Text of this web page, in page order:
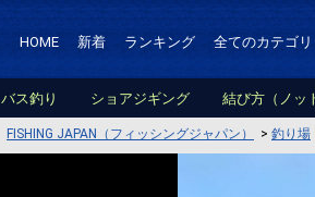
HOME 新着 ランキング 全てのカテゴリ
バス釣り ショアジギング 結び方（ノッ
FISHING JAPAN（フィッシングジャパン） > 釣り場